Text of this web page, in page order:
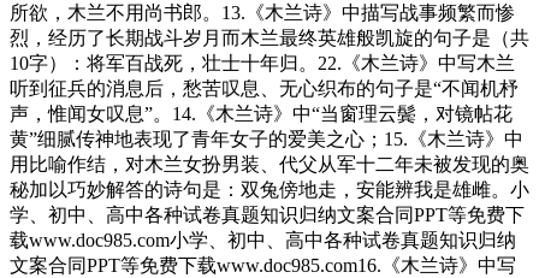
所欲，木兰不用尚书郎。13.《木兰诗》中描写战事频繁而惨
烈，经历了长期战斗岁月而木兰最终英雄般凯旋的句子是（共
10字）：将军百战死，壮士十年归。22.《木兰诗》中写木兰
听到征兵的消息后，愁苦叹息、无心织布的句子是“不闻机杼
声，惟闻女叹息”。14.《木兰诗》中“当窗理云鬓，对镜帖花
黄”细腻传神地表现了青年女子的爱美之心；15.《木兰诗》中
用比喻作结，对木兰女扮男装、代父从军十二年未被发现的奥
秘加以巧妙解答的诗句是：双兔傍地走，安能辨我是雄雌。小
学、初中、高中各种试卷真题知识归纳文案合同PPT等免费下
载www.doc985.com小学、初中、高中各种试卷真题知识归纳
文案合同PPT等免费下载www.doc985.com16.《木兰诗》中写